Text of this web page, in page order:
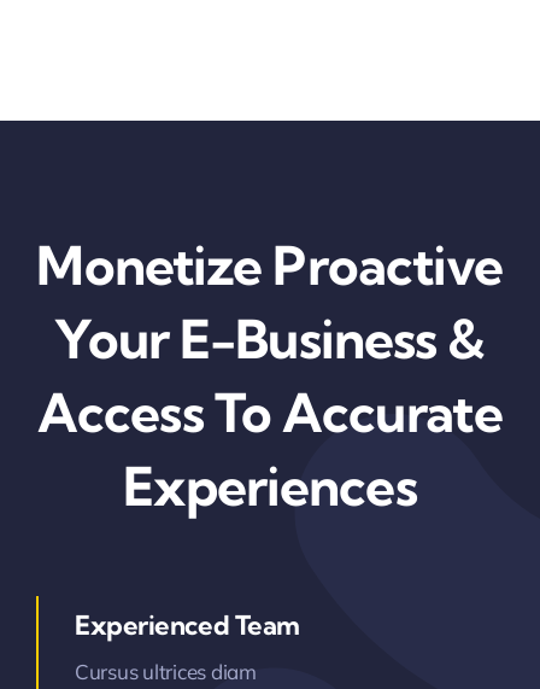
Monetize Proactive
Your E-Business &
Access To Accurate
Experiences
Experienced Team
Cursus ultrices diam